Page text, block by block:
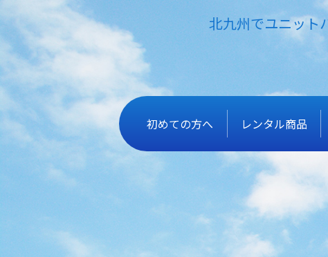
北九州でユニット
初めての方へ レンタル商品